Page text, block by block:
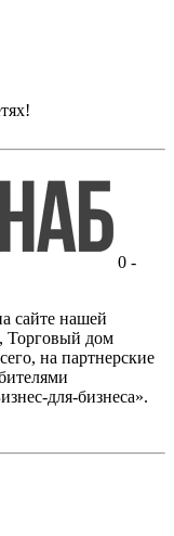
0 -
сайте нашей
Торговый дом
на партнерские
для-бизнеса».